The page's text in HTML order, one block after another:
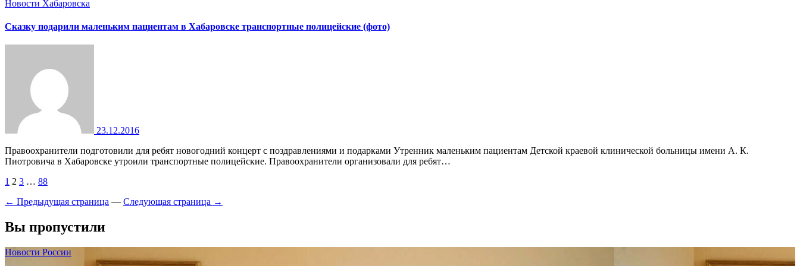
Новости Хабаровска
Сказку подарили маленьким пациентам в Хабаровске транспортные полицейские (фото)
23.12.2016
Правоохранители подготовили для ребят новогодний концерт с поздравлениями и подарками Утренник маленьким пациентам Детской краевой клинической больницы имени А. К.
Пиотровича в Хабаровске утроили транспортные полицейские. Правоохранители организовали для ребят…
Пагинация
записей
1 2 3 … 88
← Предыдущая страница — Следующая страница →
Вы пропустили
Новости России